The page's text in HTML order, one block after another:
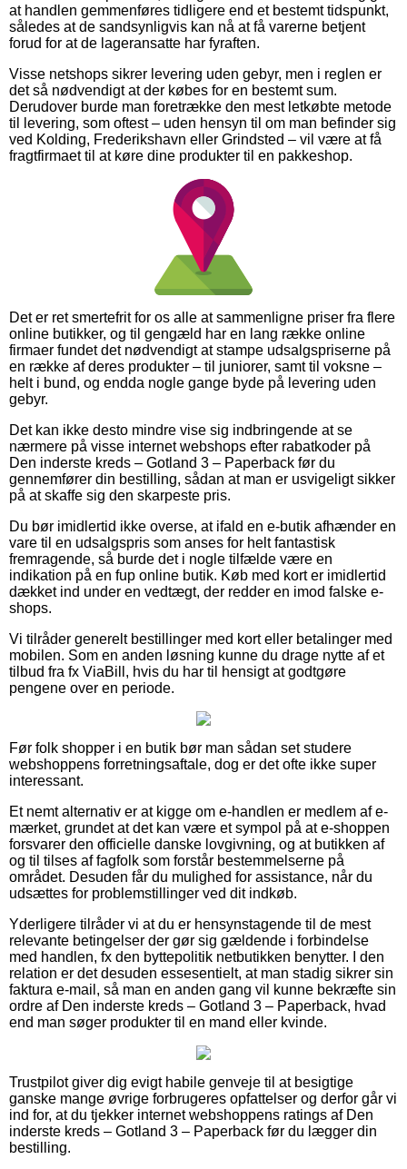
at handlen gemmenføres tidligere end et bestemt tidspunkt,
således at de sandsynligvis kan nå at få varerne betjent
forud for at de lageransatte har fyraften.
Visse netshops sikrer levering uden gebyr, men i reglen er
det så nødvendigt at der købes for en bestemt sum.
Derudover burde man foretrække den mest letkøbte metode
til levering, som oftest – uden hensyn til om man befinder sig
ved Kolding, Frederikshavn eller Grindsted – vil være at få
fragtfirmaet til at køre dine produkter til en pakkeshop.
Det er ret smertefrit for os alle at sammenligne priser fra flere
online butikker, og til gengæld har en lang række online
firmaer fundet det nødvendigt at stampe udsalgspriserne på
en række af deres produkter – til juniorer, samt til voksne –
helt i bund, og endda nogle gange byde på levering uden
gebyr.
Det kan ikke desto mindre vise sig indbringende at se
nærmere på visse internet webshops efter rabatkoder på
Den inderste kreds – Gotland 3 – Paperback før du
gennemfører din bestilling, sådan at man er usvigeligt sikker
på at skaffe sig den skarpeste pris.
Du bør imidlertid ikke overse, at ifald en e-butik afhænder en
vare til en udsalgspris som anses for helt fantastisk
fremragende, så burde det i nogle tilfælde være en
indikation på en fup online butik. Køb med kort er imidlertid
dækket ind under en vedtægt, der redder en imod falske e-
shops.
Vi tilråder generelt bestillinger med kort eller betalinger med
mobilen. Som en anden løsning kunne du drage nytte af et
tilbud fra fx ViaBill, hvis du har til hensigt at godtgøre
pengene over en periode.
Før folk shopper i en butik bør man sådan set studere
webshoppens forretningsaftale, dog er det ofte ikke super
interessant.
Et nemt alternativ er at kigge om e-handlen er medlem af e-
mærket, grundet at det kan være et sympol på at e-shoppen
forsvarer den officielle danske lovgivning, og at butikken af
og til tilses af fagfolk som forstår bestemmelserne på
området. Desuden får du mulighed for assistance, når du
udsættes for problemstillinger ved dit indkøb.
Yderligere tilråder vi at du er hensynstagende til de mest
relevante betingelser der gør sig gældende i forbindelse
med handlen, fx den byttepolitik netbutikken benytter. I den
relation er det desuden essesentielt, at man stadig sikrer sin
faktura e-mail, så man en anden gang vil kunne bekræfte sin
ordre af Den inderste kreds – Gotland 3 – Paperback, hvad
end man søger produkter til en mand eller kvinde.
Trustpilot giver dig evigt habile genveje til at besigtige
ganske mange øvrige forbrugeres opfattelser og derfor går vi
ind for, at du tjekker internet webshoppens ratings af Den
inderste kreds – Gotland 3 – Paperback før du lægger din
bestilling.